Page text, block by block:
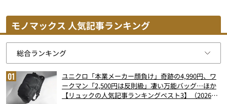
モノマックス 人気記事ランキング
ユニクロ「本業メーカー顔負け」奇跡の4,990円、ワ
ークマン「2,500円は反則級」凄い万能バッグ…ほか
【リュックの人気記事ランキングベスト3】（2026年